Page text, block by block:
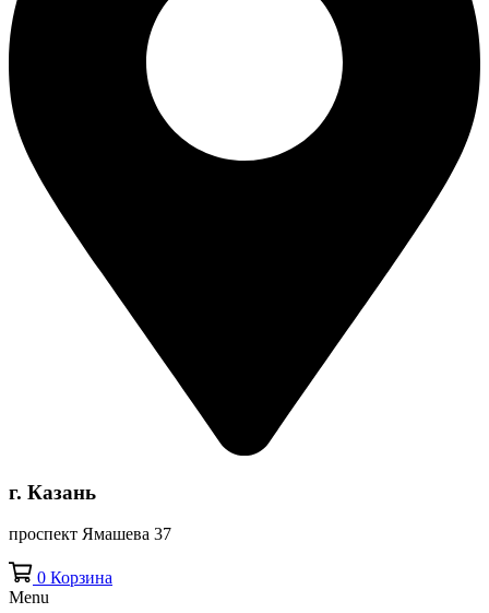
г. Казань
проспект Ямашева 37
0 Корзина
Menu